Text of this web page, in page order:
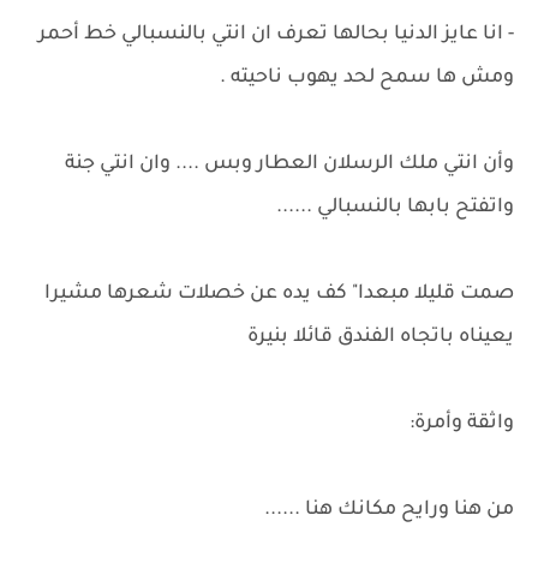
- انا عايز الدنيا بحالها تعرف ان انتي بالنسبالي خط أحمر
ومش ها سمح لحد يهوب ناحيته .
وأن انتي ملك الرسلان العطار وبس .... وان انتي جنة
واتفتح بابها بالنسبالي ......
صمت قليلا مبعدا" كف يده عن خصلات شعرها مشيرا
يعيناه باتجاه الفندق قائلا بنيرة
واثقة وأمرة:
من هنا ورايح مكانك هنا ......